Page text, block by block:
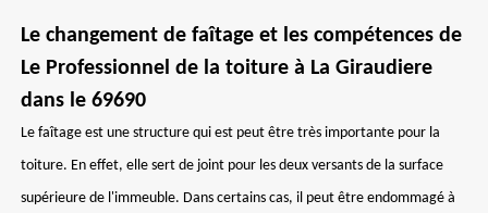
Le changement de faîtage et les compétences de
Le Professionnel de la toiture à La Giraudiere
dans le 69690
Le faîtage est une structure qui est peut être très importante pour la
toiture. En effet, elle sert de joint pour les deux versants de la surface
supérieure de l'immeuble. Dans certains cas, il peut être endommagé à